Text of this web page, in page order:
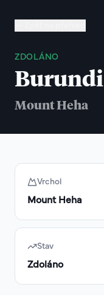
ZDOLÁNO
Burundi
Mount Heha
Vrchol
Mount Heha
Stav
Zdoláno